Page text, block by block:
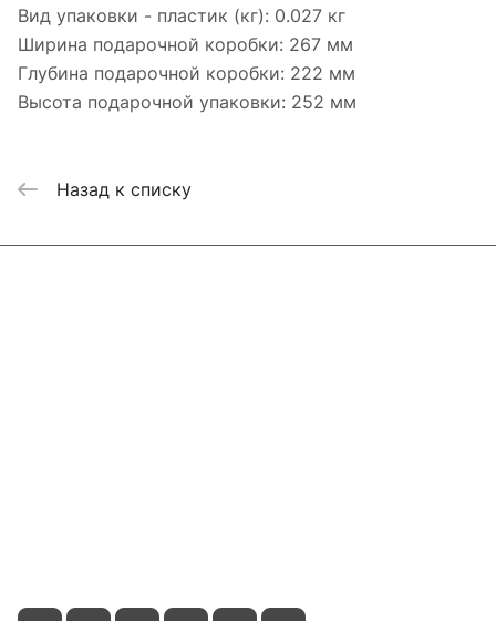
Вид упаковки - пластик (кг): 0.027 кг
Ширина подарочной коробки: 267 мм
Глубина подарочной коробки: 222 мм
Высота подарочной упаковки: 252 мм
Назад к списку